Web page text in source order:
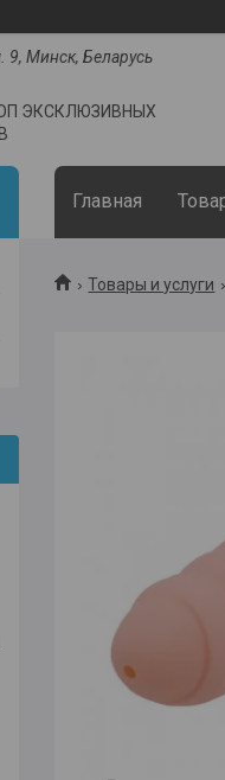
9, Минск, Беларусь
ЭКСКЛЮЗИВНЫХ
Главная
Товары и услуги